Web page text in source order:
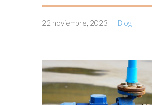
22 noviembre, 2023 Blog